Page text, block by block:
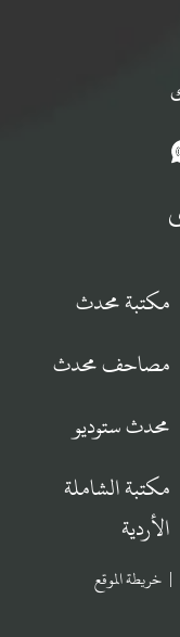
مكتبة محدث
مصاحف محدث
محدث ستوديو
مكتبة الشاملة
الأردية
| خريطة الموقع